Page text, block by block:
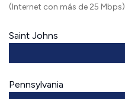
(Internet con más de 25 Mbps)
Saint Johns
Pennsylvania